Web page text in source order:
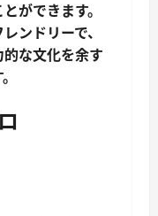
ができます。
ンドリーで、
的な文化を余す